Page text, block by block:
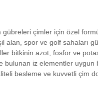
gübreleri çimler için özel
alan, spor ve golf sahaları
bitkinin azot, fosfor ve
bulunan iz elementler uygun
besleme ve kuvvetli çim